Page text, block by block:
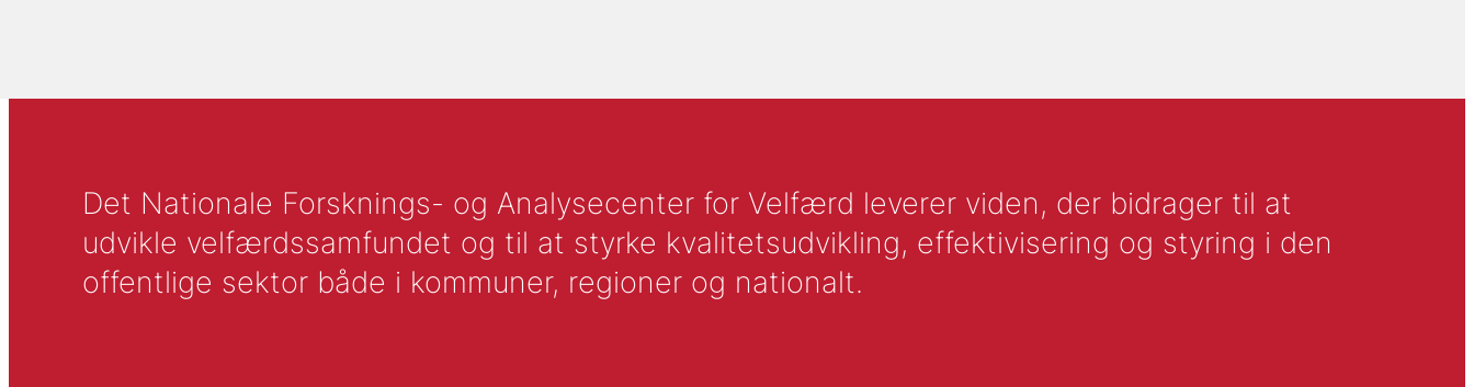
Det Nationale Forsknings- og Analysecenter for Velfærd leverer viden, der bidrager til at
udvikle velfærdssamfundet og til at styrke kvalitetsudvikling, effektivisering og styring i den
offentlige sektor både i kommuner, regioner og nationalt.